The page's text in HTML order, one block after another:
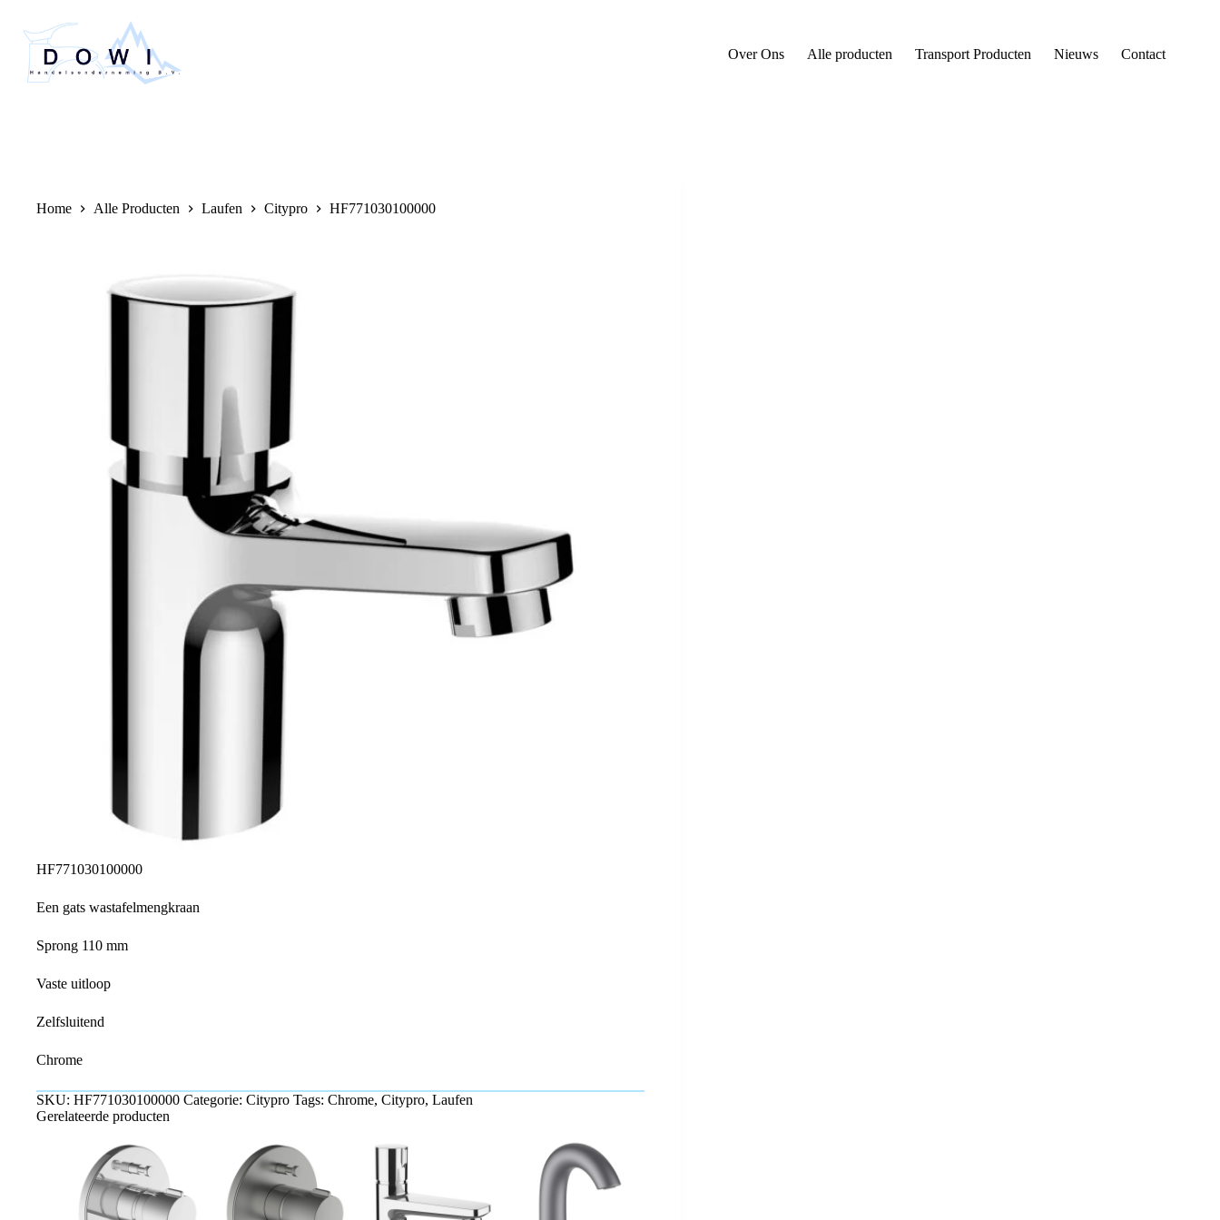
Over Ons Alle producten Transport Producten Nieuws Contact
Home Alle Producten Laufen Citypro HF771030100000
HF771030100000
Een gats wastafelmengkraan
Sprong 110 mm
Vaste uitloop
Zelfsluitend
Chrome
SKU: HF771030100000 Categorie: Citypro Tags: Chrome, Citypro, Laufen
Gerelateerde producten